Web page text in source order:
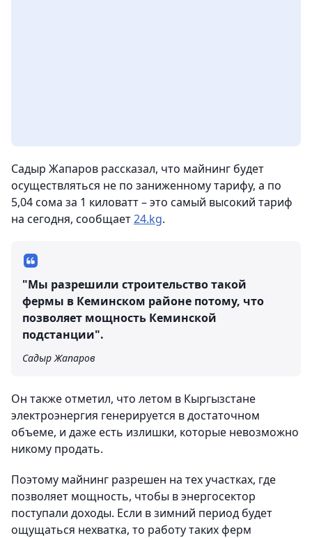
Садыр Жапаров рассказал, что майнинг будет
осуществляться не по заниженному тарифу, а по
5,04 сома за 1 киловатт – это самый высокий тариф
на сегодня, сообщает24.kg.
"Мы разрешили строительство такой
фермы в Кеминском районе потому, что
позволяет мощность Кеминской
подстанции".
Садыр Жапаров
Он также отметил, что летом в Кыргызстане
электроэнергия генерируется в достаточном
объеме, и даже есть излишки, которые невозможно
никому продать.
Поэтому майнинг разрешен на тех участках, где
позволяет мощность, чтобы в энергосектор
поступали доходы. Если в зимний период будет
ощущаться нехватка, то работу таких ферм